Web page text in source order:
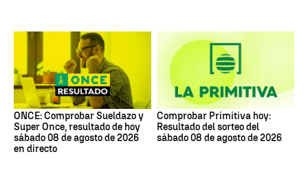
ONCE: Comprobar Sueldazo y
Super Once, resultado de hoy
sábado 08 de agosto de 2026
en directo
Comprobar Primitiva hoy:
Resultado del sorteo del
sábado 08 de agosto de 2026